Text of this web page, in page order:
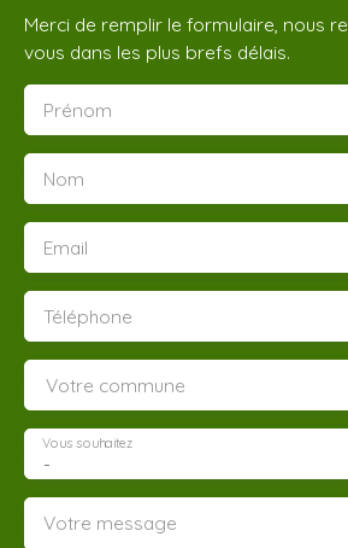
Merci de remplir le formulaire, nous
vous dans les plus brefs délais.
Prénom
Nom
Email
Téléphone
Votre commune
-
Vous souhaitez
Votre message